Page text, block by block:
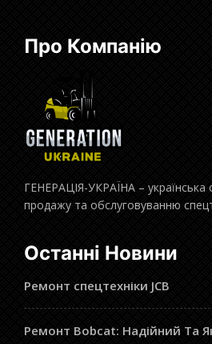
Про Компанію
ГЕНЕРАЦІЯ-УКРАЇНА – українська
продажу та обслуговуванню
Останні Новини
Ремонт спецтехніки JCB
Ремонт Bobcat: Надійний Та